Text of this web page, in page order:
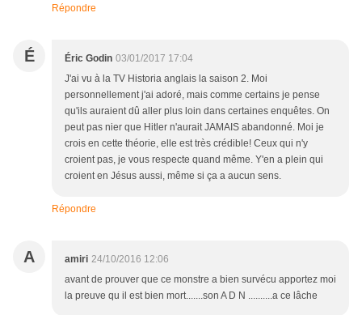
Répondre
É Éric Godin 03/01/2017 17:04
J'ai vu à la TV Historia anglais la saison 2. Moi
personnellement j'ai adoré, mais comme certains je pense
qu'ils auraient dû aller plus loin dans certaines enquêtes. On
peut pas nier que Hitler n'aurait JAMAIS abandonné. Moi je
crois en cette théorie, elle est très crédible! Ceux qui n'y
croient pas, je vous respecte quand même. Y'en a plein qui
croient en Jésus aussi, même si ça a aucun sens.
Répondre
A amiri 24/10/2016 12:06
avant de prouver que ce monstre a bien survécu apportez moi
la preuve qu il est bien mort.......son A D N ..........a ce lâche